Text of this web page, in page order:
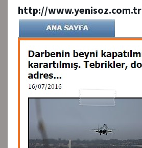
http://www.yenisoz.com.tr